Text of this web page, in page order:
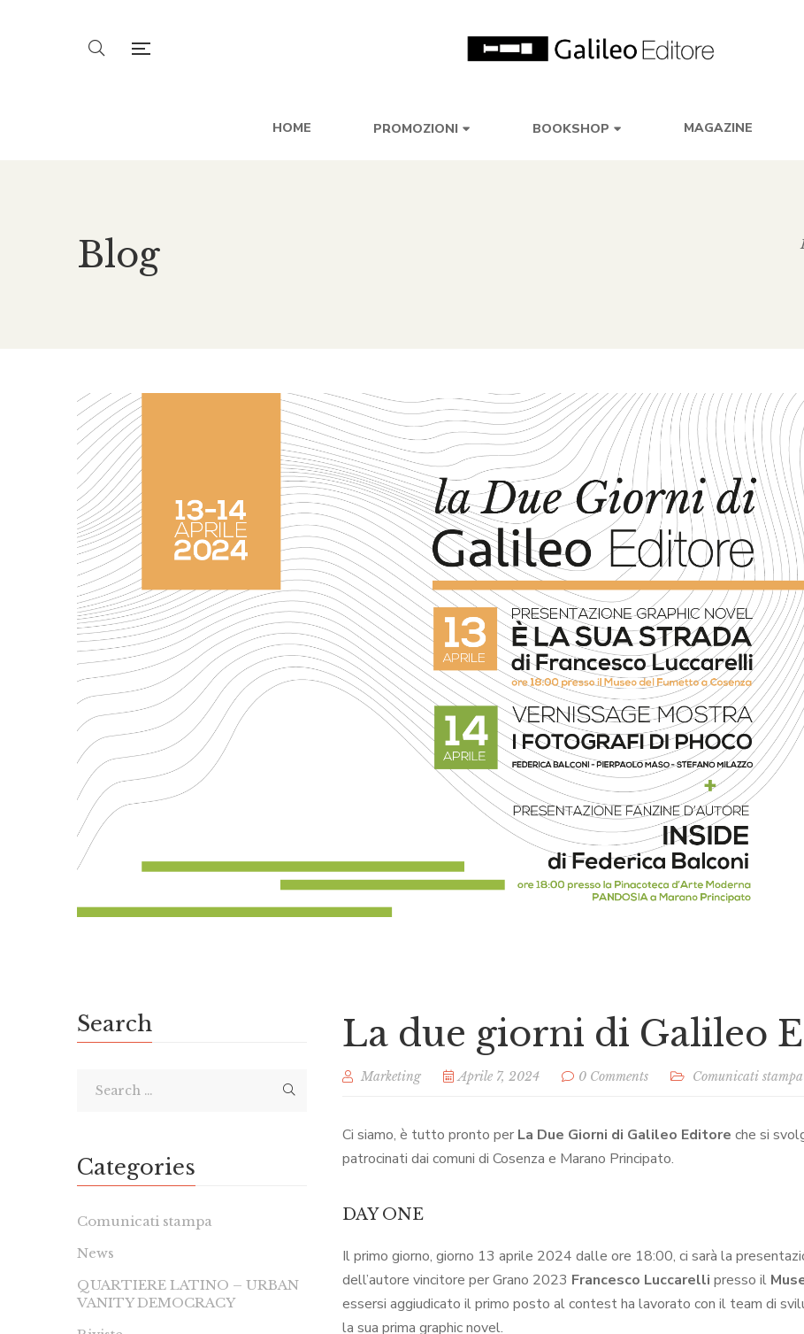
HOME PROMOZIONI BOOKSHOP MAGAZINE
Blog
La due giorni di Galileo
Marketing Aprile 7, 2024 0 Comments Comunicati stampa
Ci siamo, è tutto pronto per La Due Giorni di Galileo Editore che si
patrocinati dai comuni di Cosenza e Marano Principato.
DAY ONE
Il primo giorno, giorno 13 aprile 2024 dalle ore 18:00, ci sarà la
dell’autore vincitore per Grano 2023 Francesco Luccarelli presso il
essersi aggiudicato il primo posto al contest ha lavorato con il team di
la sua prima graphic novel.
Search
Categories
Comunicati stampa
News
QUARTIERE LATINO – URBAN
VANITY DEMOCRACY